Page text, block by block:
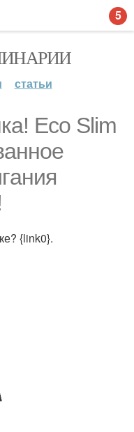
статьи
Eсо Slim
{link0}.
5